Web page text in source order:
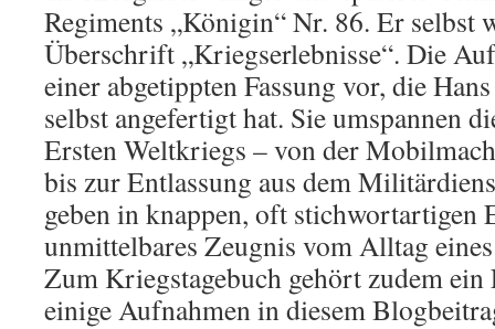
Regiments „Königin“ Nr. 86. Er selbst
Überschrift „Kriegserlebnisse“. Die
einer abgetippten Fassung vor, die
selbst angefertigt hat. Sie umspannen
Ersten Weltkriegs – von der
bis zur Entlassung aus dem
geben in knappen, oft stichwortartigen
unmittelbares Zeugnis vom Alltag
Zum Kriegstagebuch gehört zudem ein
einige Aufnahmen in diesem